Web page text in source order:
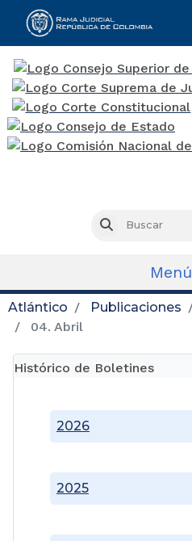
Buscar
Menú
Atlántico Publicaciones
04. Abril
Histórico de Boletines
2025
2026